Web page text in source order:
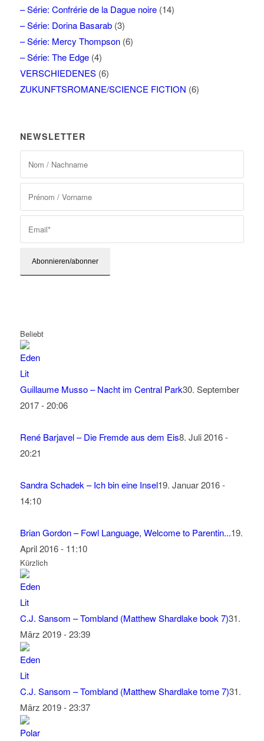
– Série: Confrérie de la Dague noire(14)
– Série: Dorina Basarab(3)
– Série: Mercy Thompson(6)
– Série: The Edge(4)
VERSCHIEDENES(6)
ZUKUNFTSROMANE/SCIENCE FICTION (6)
NEWSLETTER
Beliebt
Guillaume Musso – Nacht im Central Park30. September
2017 - 20:06
René Barjavel – Die Fremde aus dem Eis8. Juli 2016 -
20:21
Sandra Schadek – Ich bin eine Insel19. Januar 2016 -
14:10
Brian Gordon – Fowl Language, Welcome to Parentin...19.
April 2016 - 11:10
Kürzlich
C.J. Sansom – Tombland (Matthew Shardlake book 7)31.
März 2019 - 23:39
C.J. Sansom – Tombland (Matthew Shardlake tome 7)31.
März 2019 - 23:37